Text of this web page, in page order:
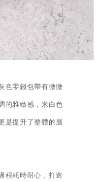
色零錢包帶有微微
的雅緻感，米白色
是提升了整體的層
程耗時耐心，打造